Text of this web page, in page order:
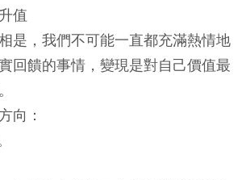
值
是，我們不可能一直都充滿熱情地
回饋的事情，變現是對自己價值最
向：